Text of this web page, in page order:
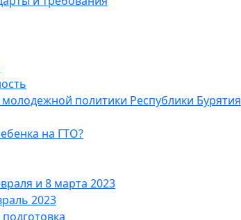
политики Республики Бурятия
на ГТО?
и 8 марта 2023
2023